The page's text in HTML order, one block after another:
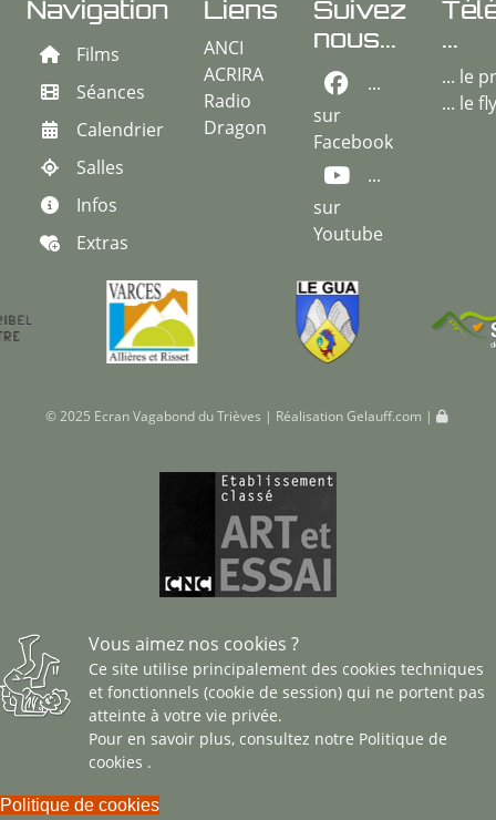
Navigation
Films
Séances
Calendrier
Salles
Infos
Extras
Liens
ANCI
ACRIRA
Radio
Dragon
Suivez
nous...
...
sur
Facebook
...
sur
Youtube
...
... le
... le
© 2025 Ecran Vagabond du Trièves | Réalisation Gelauff.com
Vous aimez nos cookies ?
Ce site utilise principalement des cookies techniques
et fonctionnels (cookie de session) qui ne portent pas
atteinte à votre vie privée.
Pour en savoir plus, consultez notre Politique de
cookies .
Politique de cookies